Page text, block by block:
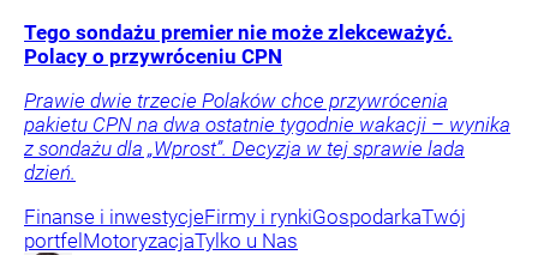
Tego sondażu premier nie może zlekceważyć.
Polacy o przywróceniu CPN
Prawie dwie trzecie Polaków chce przywrócenia
pakietu CPN na dwa ostatnie tygodnie wakacji – wynika
z sondażu dla „Wprost”. Decyzja w tej sprawie lada
dzień.
Finanse i inwestycjeFirmy i rynkiGospodarkaTwój
portfel MotoryzacjaTylko u Nas